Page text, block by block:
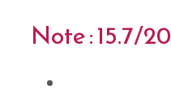
Note : 15.7/20